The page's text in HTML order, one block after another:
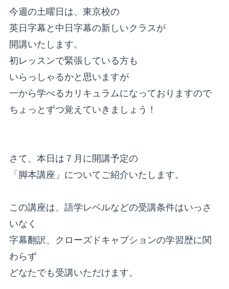
今週の土曜日は、東京校の
英日字幕と中日字幕の新しいクラスが
開講いたします。
初レッスンで緊張している方も
いらっしゃるかと思いますが
一から学べるカリキュラムになっておりますので
ちょっとずつ覚えていきましょう！
さて、本日は７月に開講予定の
「脚本講座」についてご紹介いたします。
この講座は、語学レベルなどの受講条件はいっさ
いなく
字幕翻訳、クローズドキャプションの学習歴に関
わらず
どなたでも受講いただけます。